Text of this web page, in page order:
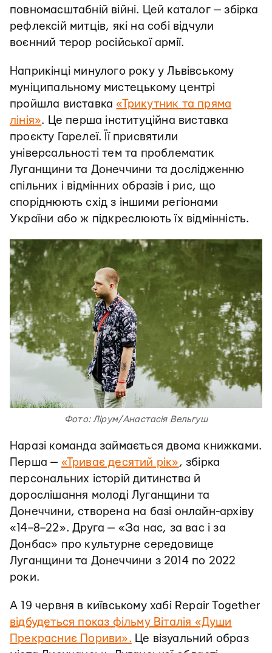
повномасштабній війні. Цей каталог — збірка
рефлексій митців, які на собі відчули
воєнний терор російської армії.
Наприкінці минулого року у Львівському
муніципальному мистецькому центрі
пройшла виставка«Трикутник та пряма
лінія». Це перша інституційна виставка
проєкту Гарелеї. Її присвятили
універсальності тем та проблематик
Луганщини та Донеччини та дослідженню
спільних і відмінних образів і рис, що
споріднюють схід з іншими регіонами
України або ж підкреслюють їх відмінність.
Фото:Лірум/Анастасія Вельгуш
Наразі команда займається двома книжками.
Перша — «Триває десятий рік», збірка
персональних історій дитинства й
дорослішання молоді Луганщини та
Донеччини, створена на базі онлайн-архіву
«14–8–22». Друга — «За нас, за вас і за
Донбас» про культурне середовище
Луганщини та Донеччини з 2014 по 2022
роки.
А 19 червня в київському хабі Repair Together
відбудеться показ фільму Віталія «Души
Прекрасниє Пориви». Це візуальний образ